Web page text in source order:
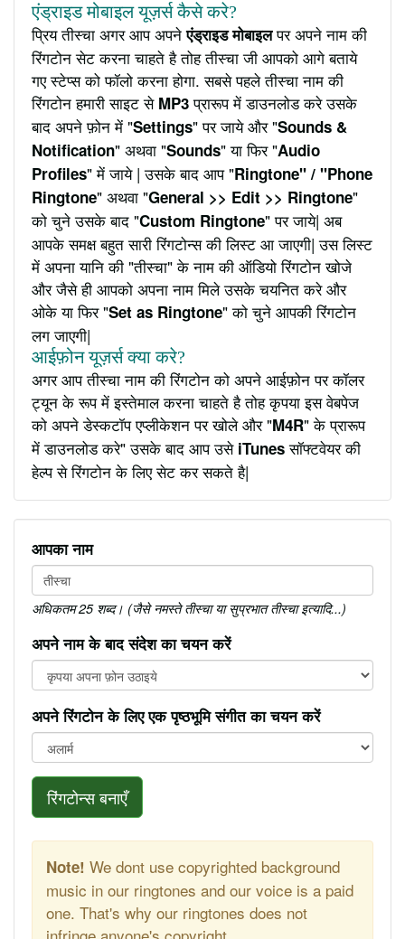
एंड्राइड मोबाइल यूज़र्स कैसे करे?
प्रिय तीस्चा अगर आप अपनेएंड्राइड मोबाइलपर अपने नाम की
रिंगटोन सेट करना चाहते है तोह तीस्चा जी आपको आगे बताये
गए स्टेप्स को फॉलो करना होगा. सबसे पहले तीस्चा नाम की
रिंगटोन हमारी साइट से MP3प्रारूप में डाउनलोड करे उसके
बाद अपने फ़ोन में "Settings" पर जाये और "Sounds &
Notification" अथवा "Sounds" या फिर "Audio
Profiles" में जाये | उसके बाद आप "Ringtone" / "Phone
Ringtone" अथवा "General >> Edit >> Ringtone"
को चुने उसके बाद "Custom Ringtone" पर जाये| अब
आपके समक्ष बहुत सारी रिंगटोन्स की लिस्ट आ जाएगी| उस लिस्ट
में अपना यानि की "तीस्चा" के नाम की ऑडियो रिंगटोन खोजे
और जैसे ही आपको अपना नाम मिले उसके चयनित करे और
ओके या फिर "Set as Ringtone" को चुने आपकी रिंगटोन
लग जाएगी|
आईफ़ोन यूज़र्स क्या करे?
अगर आप तीस्चा नाम की रिंगटोन को अपने आईफ़ोन पर कॉलर
ट्यून के रूप में इस्तेमाल करना चाहते है तोह कृपया इस वेबपेज
को अपने डेस्कटॉप एप्लीकेशन पर खोले और "M4R" के प्रारूप
में डाउनलोड करे" उसके बाद आप उसे iTunesसॉफ्टवेयर की
हेल्प से रिंगटोन के लिए सेट कर सकते है|
आपका नाम
अधिकतम 25 शब्द। (जैसे नमस्ते तीस्चा या सुप्रभात तीस्चा इत्यादि...)
अपने नाम के बाद संदेश का चयन करें
अपने रिंगटोन के लिए एक पृष्ठभूमि संगीत का चयन करें
रिंगटोन्स बनाएँ
Note! We dont use copyrighted background
music in our ringtones and our voice is a paid
one. That's why our ringtones does not
infringe anyone's copyright.